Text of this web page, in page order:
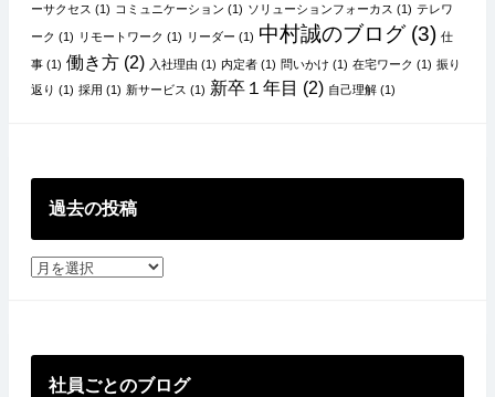
ーサクセス (1) コミュニケーション (1) ソリューションフォーカス (1) テレワ
ーク (1) リモートワーク (1) リーダー (1) 中村誠のブログ(3) 仕
事(1) 働き方(2) 入社理由 (1) 内定者(1) 問いかけ (1) 在宅ワーク (1) 振り
返り (1) 採用 (1) 新サービス (1) 新卒１年目 (2) 自己理解(1)
過去の投稿
過
社員ごとのブログ